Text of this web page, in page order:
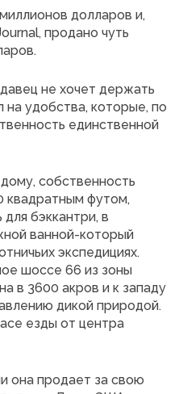
долларов и,
продано чуть
не хочет держать
на удобства, которые, по
единственной
собственность
квадратным футом,
бэккантри, в
ванной-который
экспедициях.
шоссе 66 из зоны
в 3600 акров и к западу
дикой природой.
езды от центра
она продает за свою